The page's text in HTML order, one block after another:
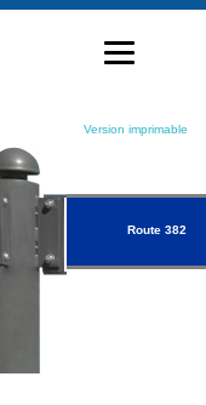
Version imprimable
Route 382